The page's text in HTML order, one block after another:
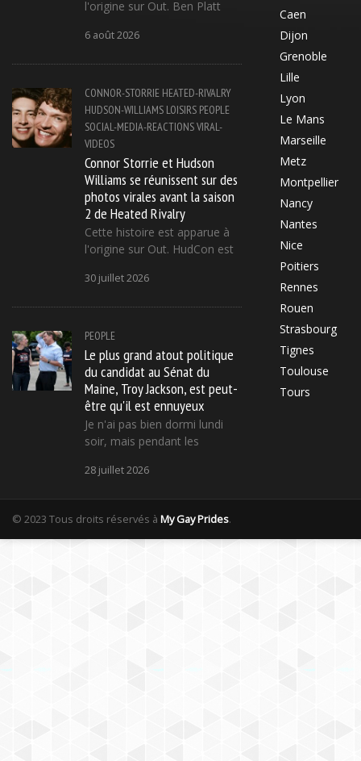
l'origine sur Out. Ben Platt
6 août 2026
CONNOR-STORRIE HEATED-RIVALRY
HUDSON-WILLIAMS LOISIRS PEOPLE
SOCIAL-MEDIA-REACTIONSVIRAL-
VIDEOS
Connor Storrie et Hudson
Williams se réunissent sur des
photos virales avant la saison
2 de Heated Rivalry
Cette histoire est apparue à
l'origine sur Out. HudCon est
30 juillet 2026
PEOPLE
Le plus grand atout politique
du candidat au Sénat du
Maine, Troy Jackson, est peut-
être qu'il est ennuyeux
Je n'ai pas bien dormi lundi
soir, mais pendant les
28 juillet 2026
Caen
Dijon
Grenoble
Lille
Lyon
Le Mans
Marseille
Metz
Montpellier
Nancy
Nantes
Nice
Poitiers
Rennes
Rouen
Strasbourg
Tignes
Toulouse
Tours
© 2023 Tous droits réservés à My Gay Prides.